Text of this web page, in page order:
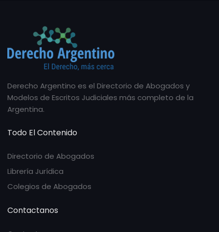
Derecho Argentino es el Directorio de Abogados y
Modelos de Escritos Judiciales más completo de la
Argentina.
Todo El Contenido
Directorio de Abogados
Librería Jurídica
Colegios de Abogados
Contactanos